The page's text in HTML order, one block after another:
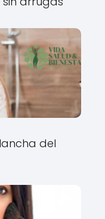
del